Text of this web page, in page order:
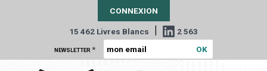
CONNEXION
15 462 Livres Blancs | 2 563
NEWSLETTER *